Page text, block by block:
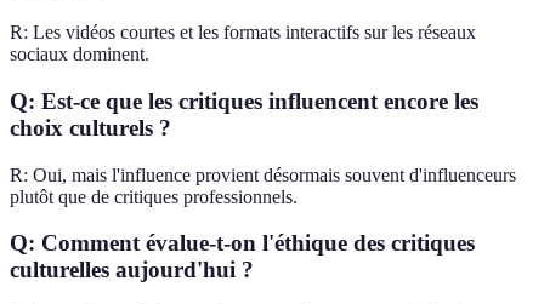
R: Les vidéos courtes et les formats interactifs sur les réseaux
sociaux dominent.
Q: Est-ce que les critiques influencent encore les
choix culturels ?
R: Oui, mais l'influence provient désormais souvent d'influenceurs
plutôt que de critiques professionnels.
Q: Comment évalue-t-on l'éthique des critiques
culturelles aujourd'hui ?